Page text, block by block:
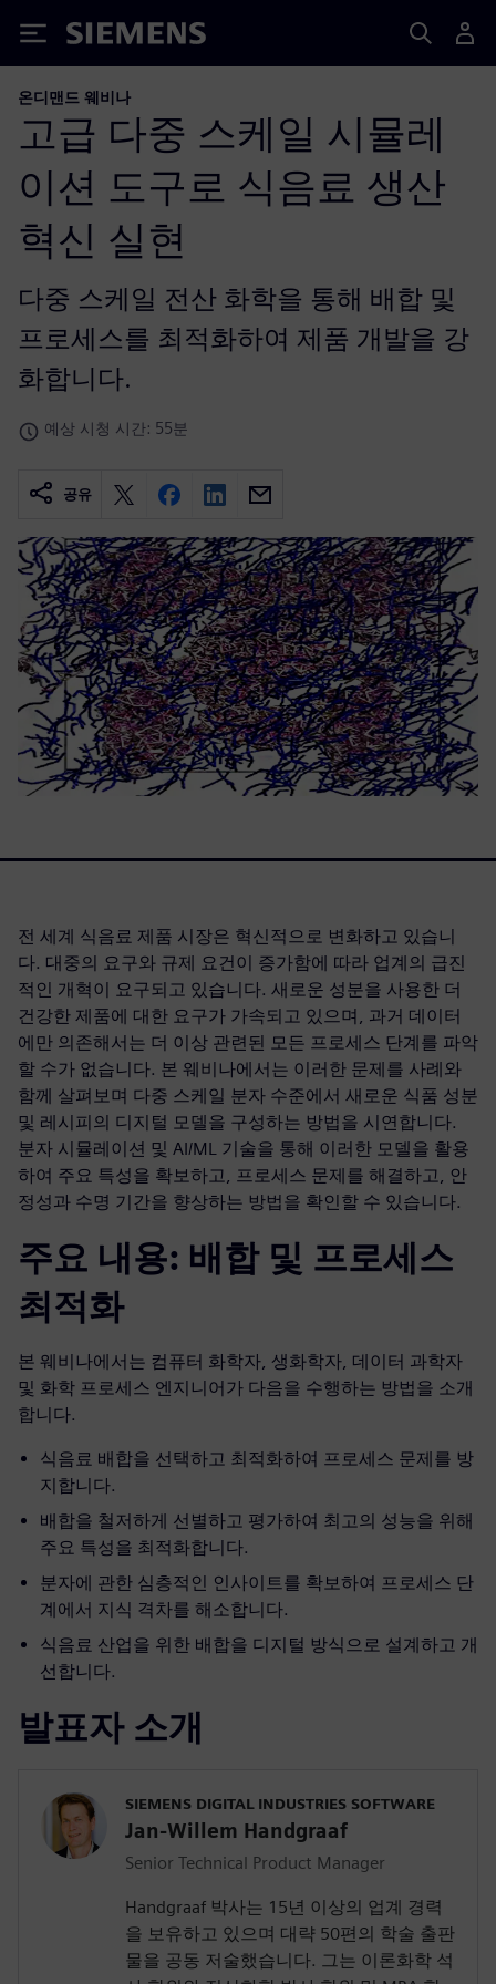
Siemens
온디맨드 웨비나
고급 다중 스케일 시뮬레
이션 도구로 식음료 생산
혁신 실현
다중 스케일 전산 화학을 통해 배합 및
프로세스를 최적화하여 제품 개발을 강
화합니다.
예상 시청 시간: 55분
공유
전 세계 식음료 제품 시장은 혁신적으로 변화하고 있습니
다. 대중의 요구와 규제 요건이 증가함에 따라 업계의 급진
적인 개혁이 요구되고 있습니다. 새로운 성분을 사용한 더
건강한 제품에 대한 요구가 가속되고 있으며, 과거 데이터
에만 의존해서는 더 이상 관련된 모든 프로세스 단계를 파악
할 수가 없습니다. 본 웨비나에서는 이러한 문제를 사례와
함께 살펴보며 다중 스케일 분자 수준에서 새로운 식품 성분
및 레시피의 디지털 모델을 구성하는 방법을 시연합니다.
분자 시뮬레이션 및 AI/ML 기술을 통해 이러한 모델을 활용
하여 주요 특성을 확보하고, 프로세스 문제를 해결하고, 안
정성과 수명 기간을 향상하는 방법을 확인할 수 있습니다.
주요 내용: 배합 및 프로세스
최적화
본 웨비나에서는 컴퓨터 화학자, 생화학자, 데이터 과학자
및 화학 프로세스 엔지니어가 다음을 수행하는 방법을 소개
합니다.
식음료 배합을 선택하고 최적화하여 프로세스 문제를 방
지합니다.
배합을 철저하게 선별하고 평가하여 최고의 성능을 위해
주요 특성을 최적화합니다.
분자에 관한 심층적인 인사이트를 확보하여 프로세스 단
계에서 지식 격차를 해소합니다.
식음료 산업을 위한 배합을 디지털 방식으로 설계하고 개
선합니다.
발표자 소개
SIEMENS DIGITAL INDUSTRIES SOFTWARE
Jan-Willem Handgraaf
Senior Technical Product Manager
Handgraaf 박사는 15년 이상의 업계 경력
을 보유하고 있으며 대략 50편의 학술 출판
물을 공동 저술했습니다. 그는 이론화학 석